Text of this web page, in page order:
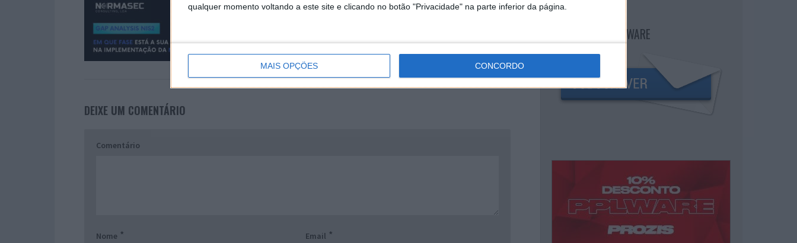
qualquer momento voltando a este site e clicando no botão "Privacidade" na parte inferior da página.
MAIS OPÇÕES CONCORDO
DEIXE UM COMENTÁRIO
Comentário
Nome * Email *
NEWSLETTER PPLWARE